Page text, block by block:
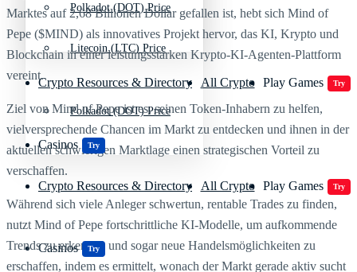
Polkadot (DOT) Price
Crypto Resources & Directory All Crypto Play Games Try
Casinos Try
Litecoin (LTC) Price
Polkadot (DOT) Price
Crypto Resources & Directory All Crypto Play Games Try
Casinos Try
Marktes auf 2,68 Billionen Dollar gefallen ist, hebt sich Mind of
Pepe ($MIND) als innovatives Projekt hervor, das KI, Krypto und
Blockchain in einer leistungsstarken Krypto-KI-Agenten-Plattform
vereint.
Ziel von Mind of Pepe ist es, seinen Token-Inhabern zu helfen,
vielversprechende Chancen im Markt zu entdecken und ihnen in der
aktuellen schwierigen Marktlage einen strategischen Vorteil zu
verschaffen.
Während sich viele Anleger schwertun, rentable Trades zu finden,
nutzt Mind of Pepe fortschrittliche KI-Modelle, um aufkommende
Trends zu erkennen und sogar neue Handelsmöglichkeiten zu
erschaffen, indem es ermittelt, wonach der Markt gerade aktiv sucht